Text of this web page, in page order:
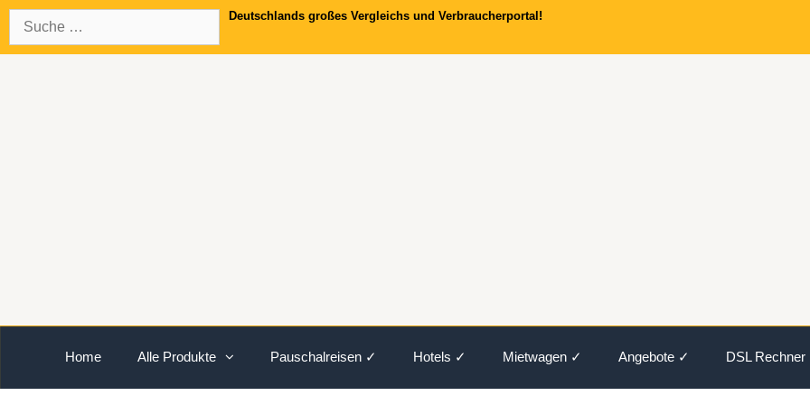
Springe
zum
Inhalt
nach:
Deutschlands großes Vergleichs und Verbraucherportal!
Home Alle Produkte Pauschalreisen ✓ Hotels ✓ Mietwagen ✓ Angebote ✓ DSL Rechner